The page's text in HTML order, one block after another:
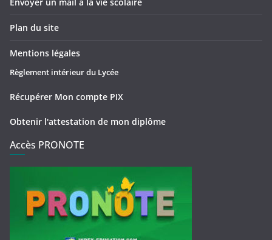
Plan du site
Mentions légales
Règlement intérieur du Lycée
Récupérer Mon compte PIX
Obtenir l'attestation de mon diplôme
Accès PRONOTE